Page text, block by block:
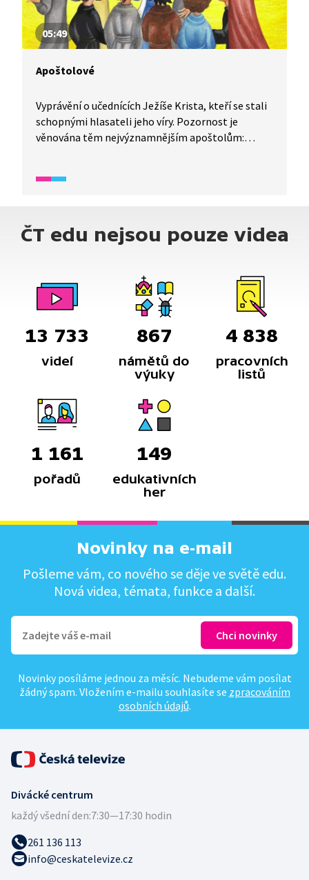
05:49
Apoštolové
Vyprávění o učednících Ježíše Krista, kteří se stali
schopnými hlasateli jeho víry. Pozornost je
věnována těm nejvýznamnějším apoštolům:
ČT edu nejsou pouze videa
13 733
videí
867
námětů do
výuky
4 838
pracovních
listů
1 161
pořadů
149
edukativních
her
Novinky na e-mail
Pošleme vám, co nového se děje ve světě edu.
Nová videa, témata, funkce a další.
Novinky posíláme jednou za měsíc. Nebudeme vám posílat
žádný spam. Vložením e-mailu souhlasíte se zpracováním
osobních údajů.